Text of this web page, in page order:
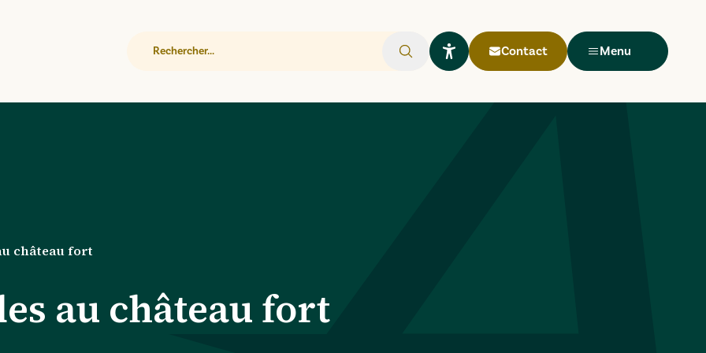
Rechercher
Ouvrir le widget Lisio
Contact Menu
château fort
au château fort